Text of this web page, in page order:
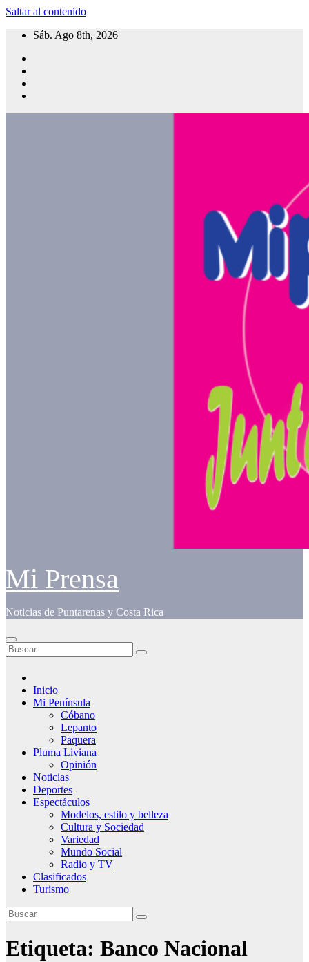
Saltar al contenido
Sáb. Ago 8th, 2026
Mi Prensa
Noticias de Puntarenas y Costa Rica
Inicio
Mi Península
Cóbano
Lepanto
Paquera
Pluma Liviana
Opinión
Noticias
Deportes
Espectáculos
Modelos, estilo y belleza
Cultura y Sociedad
Variedad
Mundo Social
Radio y TV
Clasificados
Turismo
Etiqueta: Banco Nacional